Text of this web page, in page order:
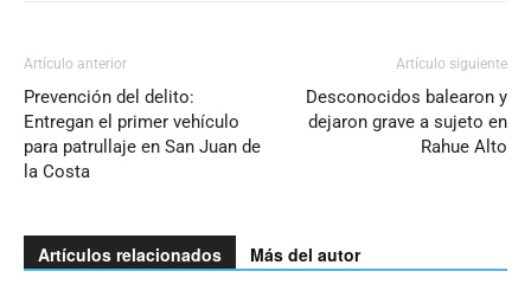
Artículo anterior
Prevención del delito:
Entregan el primer vehículo
para patrullaje en San Juan de
la Costa
Artículo siguiente
Desconocidos balearon y
dejaron grave a sujeto en
Rahue Alto
Artículos relacionados Más del autor